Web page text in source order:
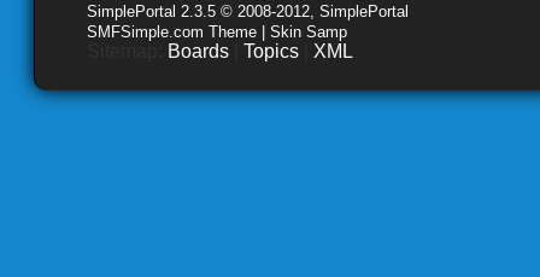
SimplePortal 2.3.5 © 2008-2012, SimplePortal
SMFSimple.com Theme | Skin Samp
Boards Topics XML